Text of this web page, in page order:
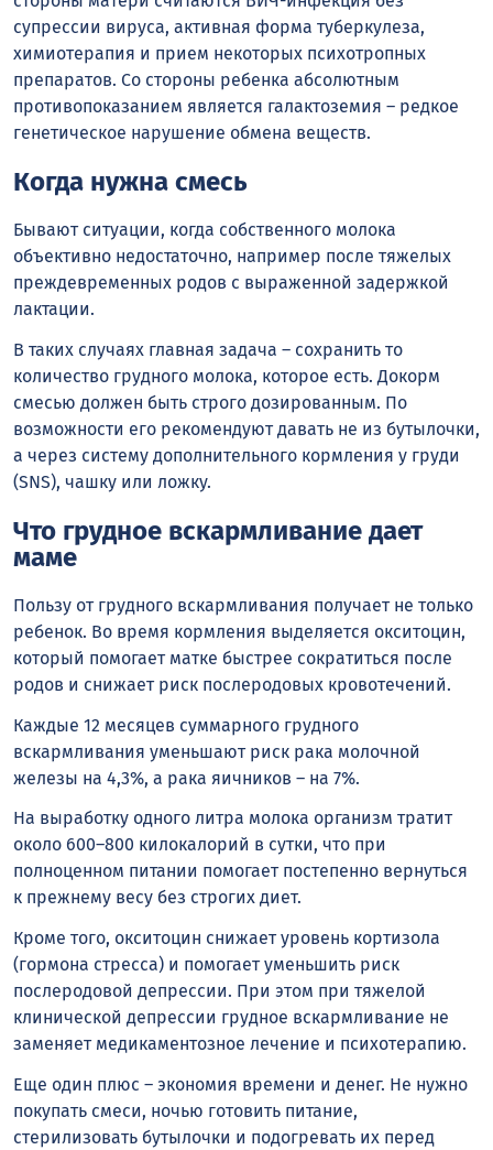
супрессии вируса, активная форма туберкулеза,
химиотерапия и прием некоторых психотропных
препаратов. Со стороны ребенка абсолютным
противопоказанием является галактоземия – редкое
генетическое нарушение обмена веществ.
Когда нужна смесь
Бывают ситуации, когда собственного молока
объективно недостаточно, например после тяжелых
преждевременных родов с выраженной задержкой
лактации.
В таких случаях главная задача – сохранить то
количество грудного молока, которое есть. Докорм
смесью должен быть строго дозированным. По
возможности его рекомендуют давать не из бутылочки,
а через систему дополнительного кормления у груди
(SNS), чашку или ложку.
Что грудное вскармливание дает
маме
Пользу от грудного вскармливания получает не только
ребенок. Во время кормления выделяется окситоцин,
который помогает матке быстрее сократиться после
родов и снижает риск послеродовых кровотечений.
Каждые 12 месяцев суммарного грудного
вскармливания уменьшают риск рака молочной
железы на 4,3%, а рака яичников – на 7%.
На выработку одного литра молока организм тратит
около 600–800 килокалорий в сутки, что при
полноценном питании помогает постепенно вернуться
к прежнему весу без строгих диет.
Кроме того, окситоцин снижает уровень кортизола
(гормона стресса) и помогает уменьшить риск
послеродовой депрессии. При этом при тяжелой
клинической депрессии грудное вскармливание не
заменяет медикаментозное лечение и психотерапию.
Еще один плюс – экономия времени и денег. Не нужно
покупать смеси, ночью готовить питание,
стерилизовать бутылочки и подогревать их перед